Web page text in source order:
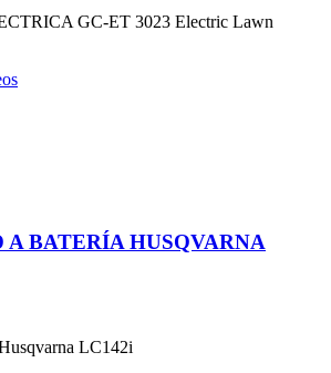
GC-ET 3023 Electric Lawn
A BATERÍA HUSQVARNA
LC142i